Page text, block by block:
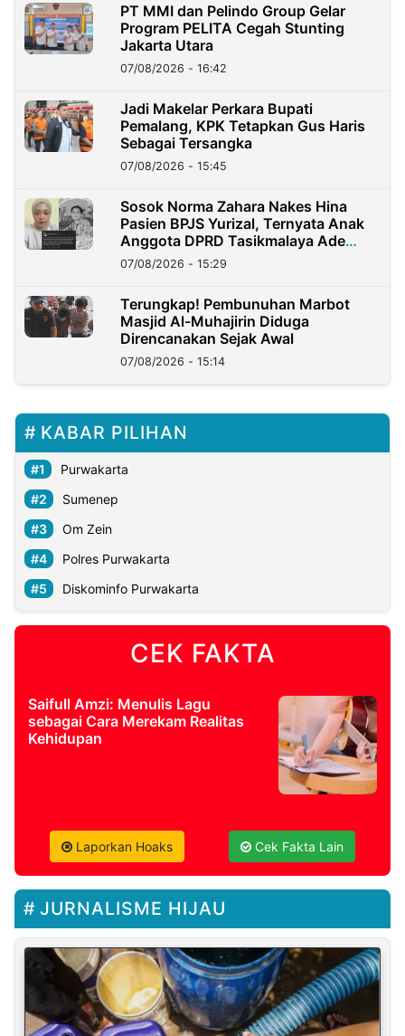
PT MMI dan Pelindo Group Gelar
Program PELITA Cegah Stunting
Jakarta Utara
07/08/2026 - 16:42
Jadi Makelar Perkara Bupati
Pemalang, KPK Tetapkan Gus Haris
Sebagai Tersangka
07/08/2026 - 15:45
Sosok Norma Zahara Nakes Hina
Pasien BPJS Yurizal, Ternyata Anak
Anggota DPRD Tasikmalaya Ade
Lukman
07/08/2026 - 15:29
Terungkap! Pembunuhan Marbot
Masjid Al-Muhajirin Diduga
Direncanakan Sejak Awal
07/08/2026 - 15:14
KABAR PILIHAN
Purwakarta
Sumenep
Om Zein
Polres Purwakarta
Diskominfo Purwakarta
CEK FAKTA
Saifull Amzi: Menulis Lagu
sebagai Cara Merekam Realitas
Kehidupan
Laporkan Hoaks Cek Fakta Lain
JURNALISME HIJAU